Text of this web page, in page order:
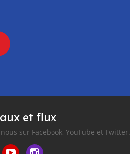
et flux
sur Facebook, YouTube et Twitter.